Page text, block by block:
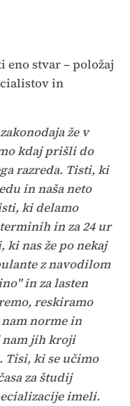
stvar – položaj
in
že v
kdaj prišli do
razreda. Tisti, ki
in naša neto
ki delamo
in za 24 ur
ki nas že po nekaj
z navodilom
in za lasten
reskiramo
norme in
nam jih kroji
Tisi, ki se učimo
za študij
imeli.